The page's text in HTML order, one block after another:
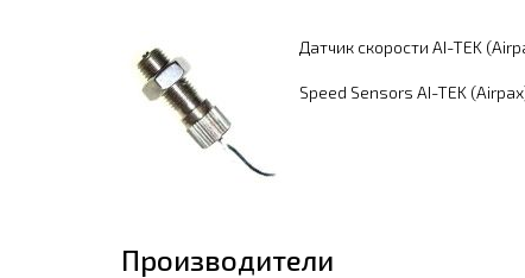
Датчик скорости AI-TEK
Speed Sensors AI-TEK
Производители